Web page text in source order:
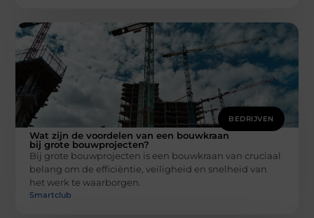
BEDRIJVEN
Wat zijn de voordelen van een bouwkraan
bij grote bouwprojecten?
Bij grote bouwprojecten is een bouwkraan van cruciaal
belang om de efficiëntie, veiligheid en snelheid van
het werk te waarborgen.
Smartclub